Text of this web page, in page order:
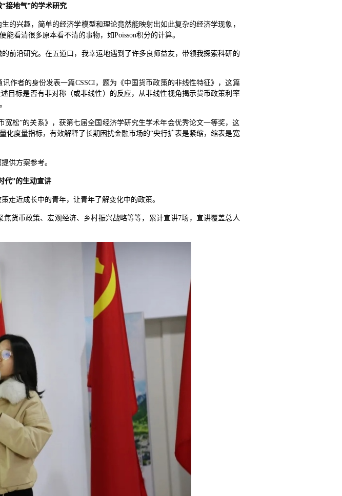
接地气”的学术研究
的兴趣，简单的经济学模型和理论竟然能映射出如此复杂的经济学现象，
看清很多原本看不清的事物，如Poisson积分的计算。
前沿研究。在五道口，我幸运地遇到了许多良师益友，带领我探索科研的
者的身份发表一篇CSSCI，题为《中国货币政策的非线性特征》，这篇
目标是否有非对称（或非线性）的反应，从非线性视角揭示货币政策利率
松”的关系》，获第七届全国经济学研究生学术年会优秀论文一等奖，这
度量指标，有效解释了长期困扰金融市场的“央行扩表是紧缩，缩表是宽
供方案参考。
代”的生动宣讲
走近成长中的青年，让青年了解变化中的政策。
货币政策、宏观经济、乡村振兴战略等等，累计宣讲7场，宣讲覆盖总人